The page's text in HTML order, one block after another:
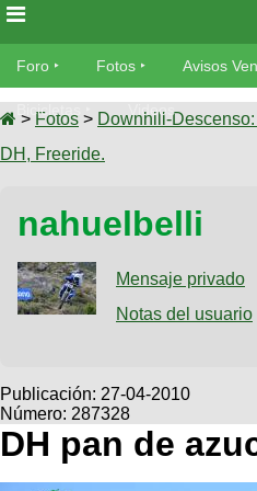
Foro
Foro
TÃ©cnica
Fotos
tu foto
Galeria
XC
Viajes
Descenso
SUBÃ
tu
Buscar
Ultimos
Fotos
BicicleterÃ­
as
Bicicletas
Tandem
Videos
Cicloturismo
Foro Fotos Avisos
Bicicletas Videos
> Fotos > Downhill-
DH, Freeride.
nahuelbelli
Mensaje privado
Notas del usuario
Publicación: 27-04-2010
Número: 287328
DH pan de